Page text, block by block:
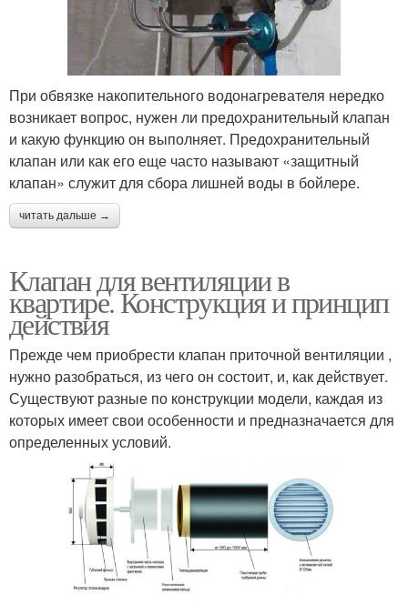
При обвязке накопительного водонагревателя нередко
возникает вопрос, нужен ли предохранительный клапан
и какую функцию он выполняет. Предохранительный
клапан или как его еще часто называют «защитный
клапан» служит для сбора лишней воды в бойлере.
читать дальше →
Клапан для вентиляции в
квартире. Конструкция и принцип
действия
Прежде чем приобрести клапан приточной вентиляции ,
нужно разобраться, из чего он состоит, и, как действует.
Существуют разные по конструкции модели, каждая из
которых имеет свои особенности и предназначается для
определенных условий.